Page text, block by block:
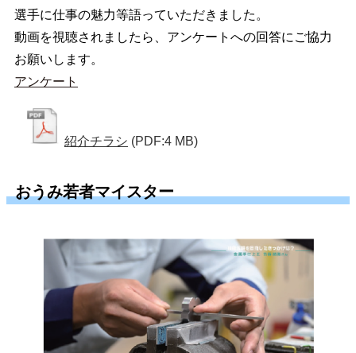
選手に仕事の魅力等語っていただきました。
動画を視聴されましたら、アンケートへの回答にご協力
お願いします。
アンケート
紹介チラシ (PDF:4 MB)
おうみ若者マイスター